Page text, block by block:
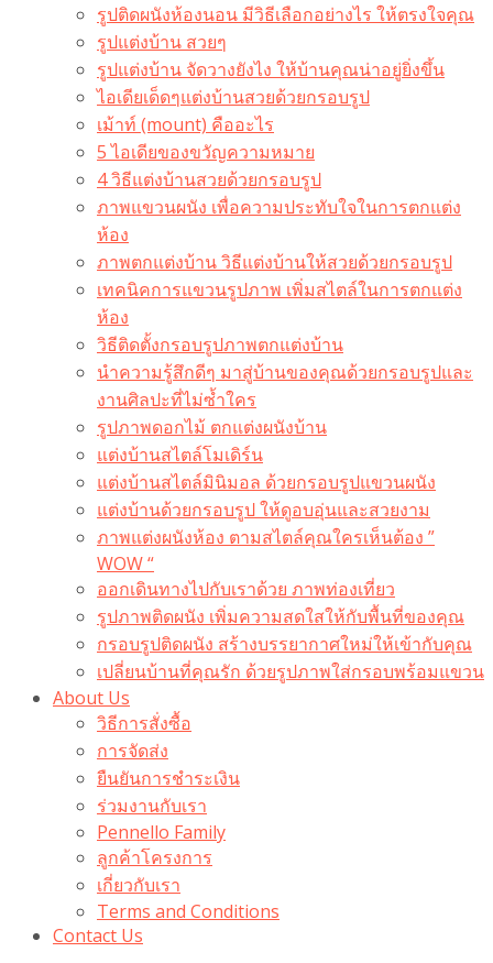
รูปติดผนังห้องนอน มีวิธีเลือกอย่างไร ให้ตรงใจคุณ
รูปแต่งบ้าน สวยๆ
รูปแต่งบ้าน จัดวางยังไง ให้บ้านคุณน่าอยู่ยิ่งขึ้น
ไอเดียเด็ดๆแต่งบ้านสวยด้วยกรอบรูป
เม้าท์ (mount) คืออะไร​
5 ไอเดียของขวัญความหมาย
4 วิธีแต่งบ้านสวยด้วยกรอบรูป
ภาพแขวนผนัง เพื่อความประทับใจในการตกแต่ง
ห้อง
ภาพตกแต่งบ้าน วิธีแต่งบ้านให้สวยด้วยกรอบรูป
เทคนิคการแขวนรูปภาพ เพิ่มสไตล์ในการตกแต่ง
ห้อง
วิธีติดตั้งกรอบรูปภาพตกแต่งบ้าน
นำความรู้สึกดีๆ มาสู่บ้านของคุณด้วยกรอบรูปและ
งานศิลปะที่ไม่ซ้ำใคร
รูปภาพดอกไม้ ตกแต่งผนังบ้าน
แต่งบ้านสไตล์โมเดิร์น
แต่งบ้านสไตล์มินิมอล ด้วยกรอบรูปแขวนผนัง
แต่งบ้านด้วยกรอบรูป ให้ดูอบอุ่นและสวยงาม
ภาพแต่งผนังห้อง ตามสไตล์คุณใครเห็นต้อง ”
WOW “
ออกเดินทางไปกับเราด้วย ภาพท่องเที่ยว
รูปภาพติดผนัง เพิ่มความสดใสให้กับพื้นที่ของคุณ
กรอบรูปติดผนัง สร้างบรรยากาศใหม่ให้เข้ากับคุณ
เปลี่ยนบ้านที่คุณรัก ด้วยรูปภาพใส่กรอบพร้อมแขวน​
About Us
วิธีการสั่งซื้อ
การจัดส่ง
ยืนยันการชำระเงิน
ร่วมงานกับเรา
Pennello Family
ลูกค้าโครงการ
เกี่ยวกับเรา
Terms and Conditions
Contact Us